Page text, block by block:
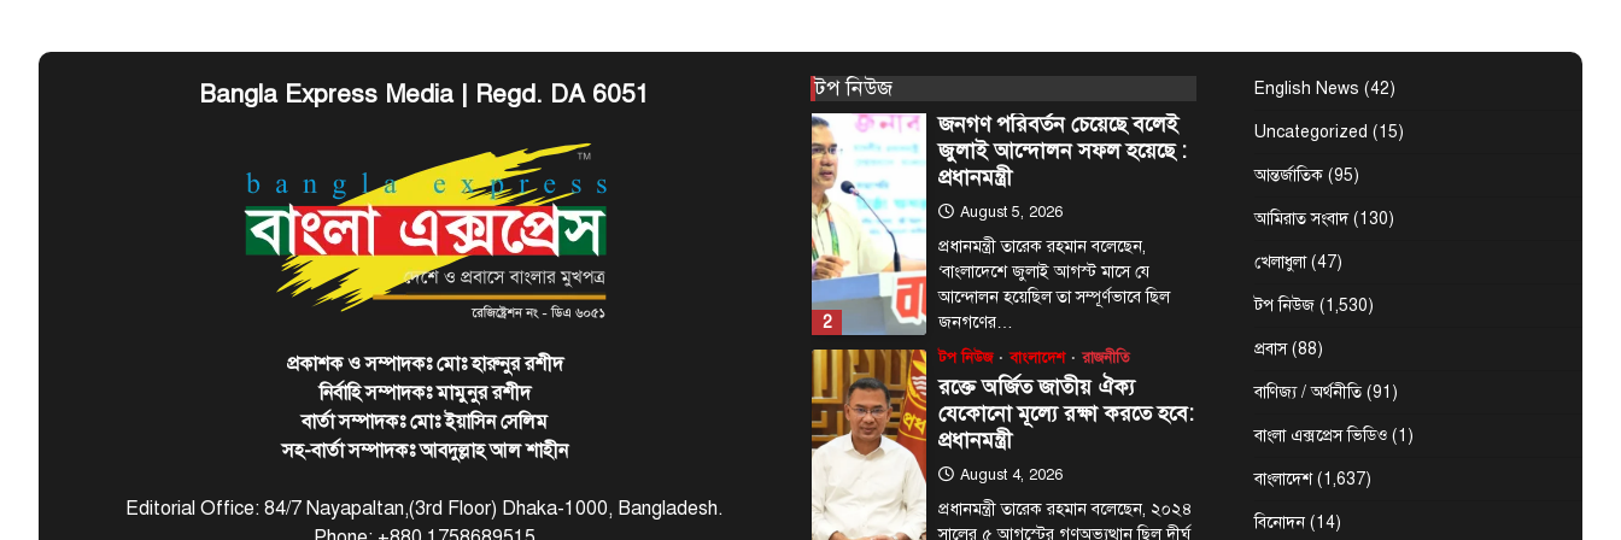
Bangla Express Media | Regd. DA 6051
প্রকাশক ও সম্পাদকঃ মোঃ হারুনুর রশীদ
নির্বাহি সম্পাদকঃ মামুনুর রশীদ
বার্তা সম্পাদকঃ মোঃ ইয়াসিন সেলিম
সহ-বার্তা সম্পাদকঃ আবদুল্লাহ আল শাহীন
Editorial Office: 84/7 Nayapaltan,(3rd Floor) Dhaka-1000, Bangladesh.
টপ নিউজ
2
জনগণ পরিবর্তন চেয়েছে বলেই
জুলাই আন্দোলন সফল হয়েছে :
প্রধানমন্ত্রী
August 5, 2026
প্রধানমন্ত্রী তারেক রহমান বলেছেন,
‘বাংলাদেশে জুলাই আগস্ট মাসে যে
আন্দোলন হয়েছিল তা সম্পূর্ণভাবে ছিল
জনগণের…
টপ নিউজ বাংলাদেশ রাজনীতি
রক্তে অর্জিত জাতীয় ঐক্য
যেকোনো মূল্যে রক্ষা করতে হবে:
প্রধানমন্ত্রী
August 4, 2026
প্রধানমন্ত্রী তারেক রহমান বলেছেন, ২০২৪
সালের ৫ আগস্টের গণঅভ্যুত্থান ছিল দীর্ঘ
English News (42)
Uncategorized (15)
আন্তর্জাতিক (95)
আমিরাত সংবাদ(130)
খেলাধুলা(47)
টপ নিউজ (1,530)
প্রবাস(88)
বাণিজ্য / অর্থনীতি (91)
বাংলা এক্সপ্রেস ভিডিও (1)
বাংলাদেশ(1,637)
বিনোদন (14)